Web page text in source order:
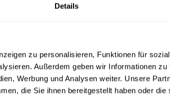
Details
zu personalisieren, Funktionen für
Außerdem geben wir Informationen
Werbung und Analysen weiter. Unsere
die Sie ihnen bereitgestellt haben oder
Dank der 4 robusten Räder,